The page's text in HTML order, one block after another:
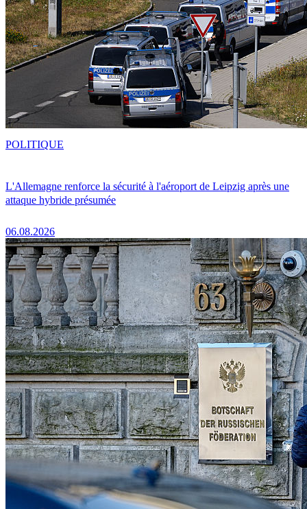
L'Allemagne renforce la sécurité à l'aéroport de Leipzig après une
attaque hybride présumée
06.08.2026
POLITIQUE